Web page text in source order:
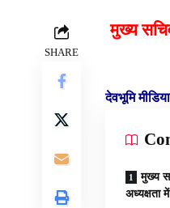
SHARE
मुख्य
देवभूमि
मुख्य
अध्यक्षता